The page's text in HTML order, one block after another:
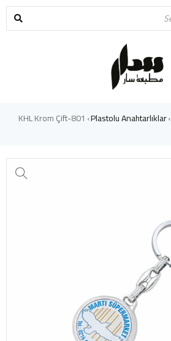
›
Plastolu Anahtarlıklar
›
801-KHL Krom Çift